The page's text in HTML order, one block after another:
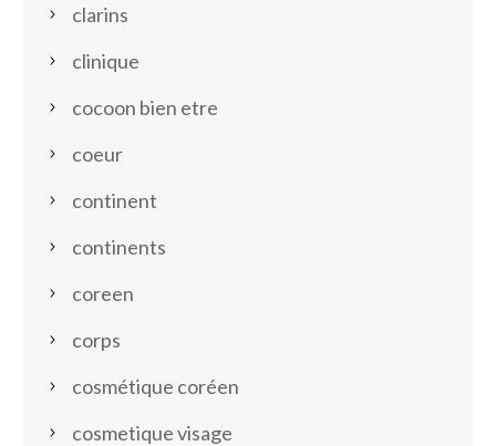
clarins
clinique
cocoon bien etre
coeur
continent
continents
coreen
corps
cosmétique coréen
cosmetique visage